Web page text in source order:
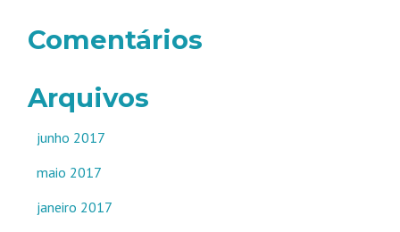
Comentários
Arquivos
junho 2017
maio 2017
janeiro 2017